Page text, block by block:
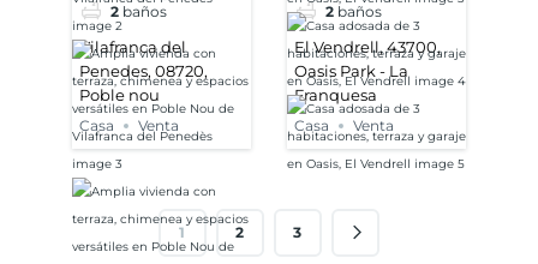
versátiles en
Poble Nou de
Vilafranca del
Penedès
2 baños
Vilafranca del
Penedes, 08720,
Poble nou
Casa Venta
en Oasis, El
Vendrell
2 baños
El Vendrell, 43700,
Oasis Park - La
Franquesa
Casa Venta
1 2 3